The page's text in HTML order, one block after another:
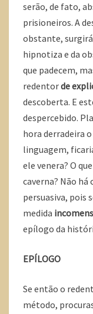
serão, de fato,
prisioneiros. A
obstante, surgirá
hipnotiza e da
que padecem,
redentorde
descoberta. E
despercebido.
hora derradeira
linguagem,
ele venera? O
caverna? Não
persuasiva, pois
medida
epílogo da
EPÍLOGO
Se então o
método,